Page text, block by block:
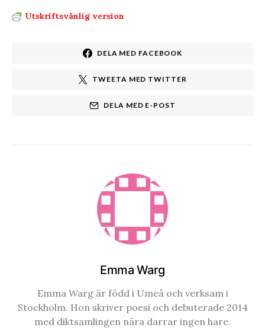
Utskriftsvänlig version
DELA MED FACEBOOK
TWEETA MED TWITTER
DELA MED E-POST
Emma Warg
Emma Warg är född i Umeå och verksam i
Stockholm. Hon skriver poesi och debuterade 2014
med diktsamlingen nära darrar ingen hare.